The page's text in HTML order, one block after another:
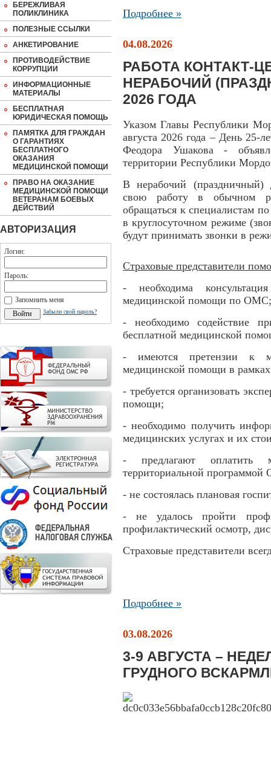
БЕРЕЖЛИВАЯ
ПОЛИКЛИНИКА
ПОЛЕЗНЫЕ ССЫЛКИ
АНКЕТИРОВАНИЕ
ПРОТИВОДЕЙСТВИЕ
КОРРУПЦИИ
ИНФОРМАЦИОННЫЕ
МАТЕРИАЛЫ
БЕСПЛАТНАЯ
ЮРИДИЧЕСКАЯ ПОМОЩЬ
ПАМЯТКА ДЛЯ ГРАЖДАН
О ГАРАНТИЯХ
БЕСПЛАТНОГО
ОКАЗАНИЯ
МЕДИЦИНСКОЙ ПОМОЩИ
ПРАВО НА ОКАЗАНИЕ
МЕДИЦИНСКОЙ ПОМОЩИ
ВЕТЕРАНАМ БОЕВЫХ
ДЕЙСТВИЙ
АВТОРИЗАЦИЯ
Логин:
Пароль:
Запомнить меня
Забыли свой пароль?
Подробнее »
04.08.2026
РАБОТА КОНТАКТ-
НЕРАБОЧИЙ
2026 ГОДА
Указом Главы Республики
августа 2026 года – День 25-
Феодора Ушакова -
территории Республики
В нерабочий (праздничный)
свою работу в обычном
обращаться к специалистам
в круглосуточном режиме
будут принимать звонки в
Страховые представители
- необходима
медицинской помощи по ОМС;
- необходимо содействие
бесплатной медицинской
- имеются претензии к
медицинской помощи в
- требуется организовать
помощи;
- необходимо получить
медицинских услугах и их
- предлагают оплатить
территориальной
- не состоялась плановая
- не удалось пройти
профилактический осмотр,
Страховые представители
Подробнее »
03.08.2026
3-9 АВГУСТА –
ГРУДНОГО